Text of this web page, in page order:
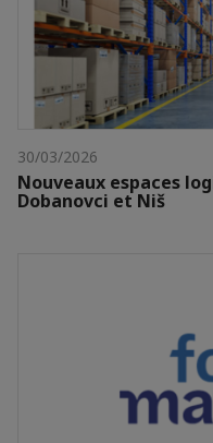
30/03/2026
Nouveaux espaces
Dobanovci et Niš